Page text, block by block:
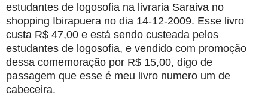
estudantes de logosofia na livraria Saraiva no
shopping Ibirapuera no dia 14-12-2009. Esse livro
custa R$ 47,00 e está sendo custeada pelos
estudantes de logosofia, e vendido com promoção
dessa comemoração por R$ 15,00, digo de
passagem que esse é meu livro numero um de
cabeceira.